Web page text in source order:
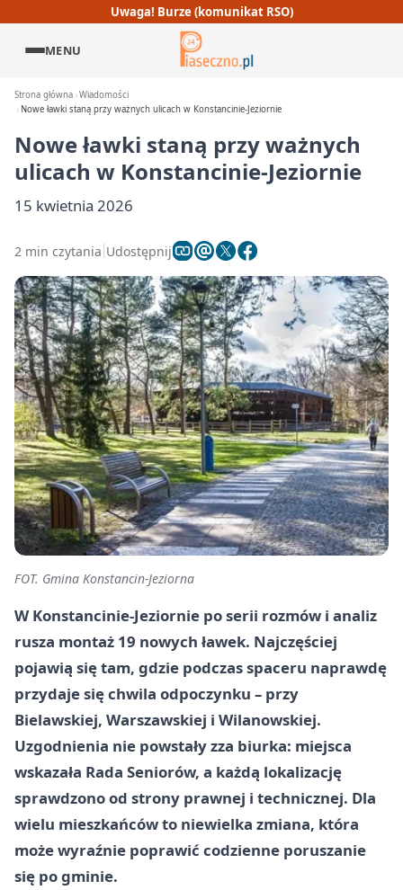
Uwaga! Burze (komunikat RSO)
MENU
Strona główna Wiadomości
Nowe ławki staną przy ważnych ulicach w Konstancinie-Jeziornie
Nowe ławki staną przy ważnych
ulicach w Konstancinie-Jeziornie
15 kwietnia 2026
2 min czytania Udostępnij
FOT. Gmina Konstancin-Jeziorna
W Konstancinie-Jeziornie po serii rozmów i analiz
rusza montaż 19 nowych ławek. Najczęściej
pojawią się tam, gdzie podczas spaceru naprawdę
przydaje się chwila odpoczynku – przy
Bielawskiej, Warszawskiej i Wilanowskiej.
Uzgodnienia nie powstały zza biurka: miejsca
wskazała Rada Seniorów, a każdą lokalizację
sprawdzono od strony prawnej i technicznej. Dla
wielu mieszkańców to niewielka zmiana, która
może wyraźnie poprawić codzienne poruszanie
się po gminie.